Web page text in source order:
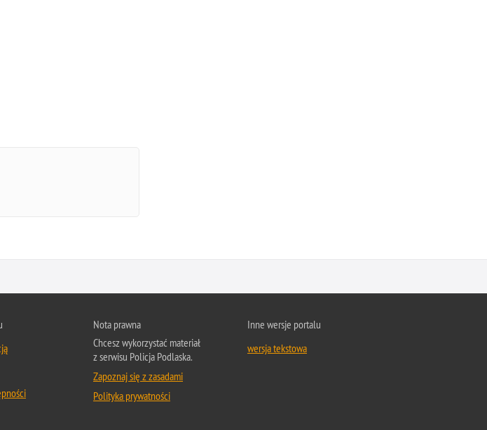
Nota prawna
Chcesz wykorzystać materiał
z serwisu Policja Podlaska.
Zapoznaj się z zasadami
Polityka prywatności
Inne wersje portalu
wersja tekstowa